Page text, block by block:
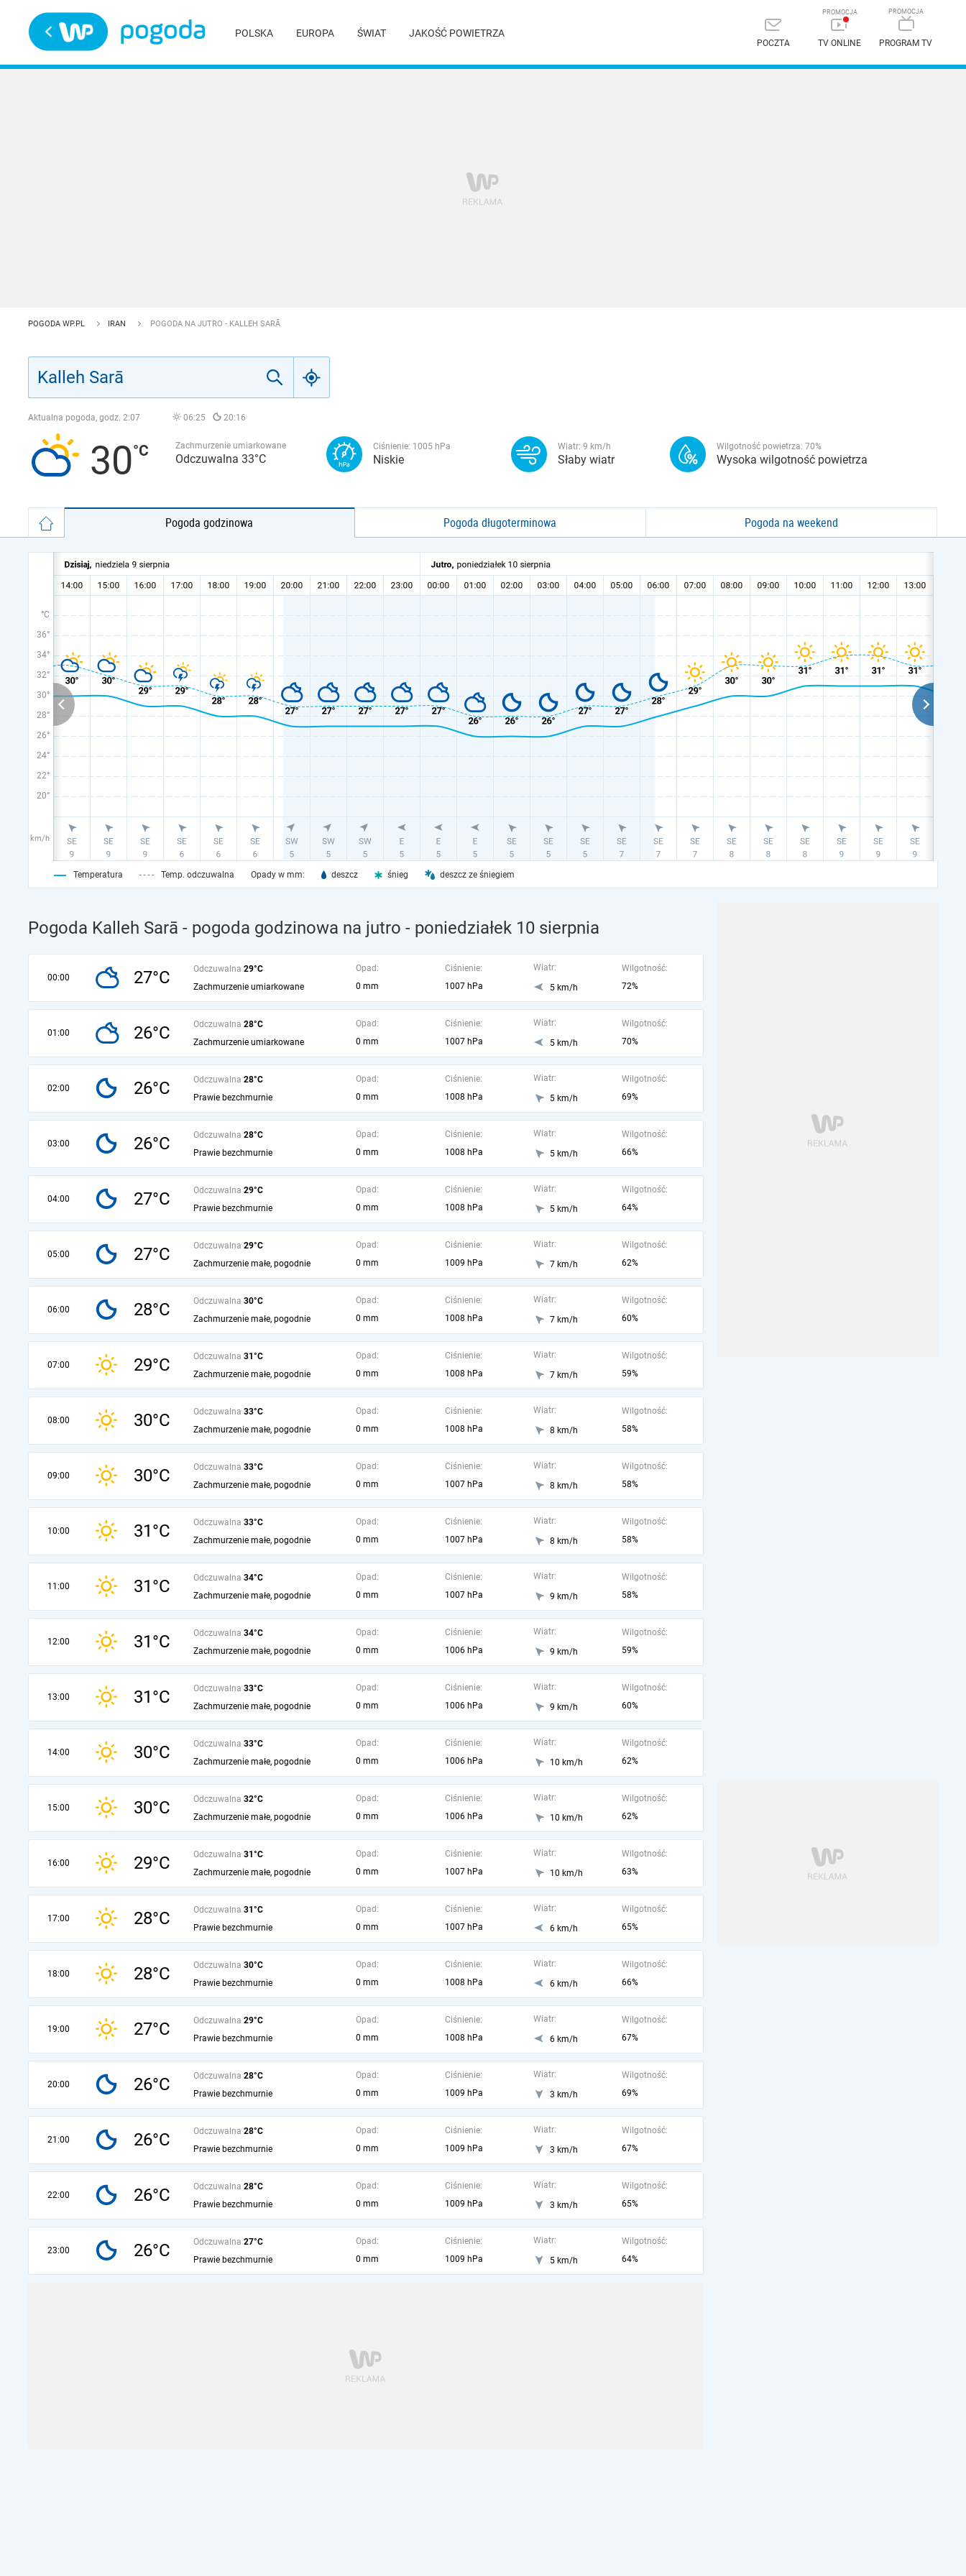
POLSKA EUROPA ŚWIAT JAKOŚĆ POWIETRZA
POCZTA TV ONLINE PROGRAM TV
POGODA WP.PL IRAN POGODA NA JUTRO - KALLEH SARĀ
Aktualna pogoda, godz. 2:07 06:25 20:16
30 Zachmurzenie umiarkowane
Odczuwalna 33°C
Ciśnienie: 1005 hPa
Niskie
Wiatr: 9 km/h
Słaby wiatr
Wilgotność powietrza: 70%
Wysoka wilgotność powietrza
Pogoda godzinowa Pogoda długoterminowa Pogoda na weekend
°C
36°
34°
32°
30°
28°
26°
24°
22°
20°
km/h
Temperatura Temp. odczuwalna Opady w mm: deszcz śnieg deszcz ze śniegiem
Pogoda Kalleh Sarā - pogoda godzinowa na jutro - poniedziałek 10 sierpnia
00:00 27°C Odczuwalna 29°C
Zachmurzenie umiarkowane
Opad:
0 mm
Ciśnienie:
1007 hPa
Wiatr:
5 km/h
Wilgotność:
72%
01:00 26°C Odczuwalna 28°C
Zachmurzenie umiarkowane
Opad:
0 mm
Ciśnienie:
1007 hPa
Wiatr:
5 km/h
Wilgotność:
70%
02:00 26°C Odczuwalna 28°C
Prawie bezchmurnie
Opad:
0 mm
Ciśnienie:
1008 hPa
Wiatr:
5 km/h
Wilgotność:
69%
03:00 26°C Odczuwalna 28°C
Prawie bezchmurnie
Opad:
0 mm
Ciśnienie:
1008 hPa
Wiatr:
5 km/h
Wilgotność:
66%
04:00 27°C Odczuwalna 29°C
Prawie bezchmurnie
Opad:
0 mm
Ciśnienie:
1008 hPa
Wiatr:
5 km/h
Wilgotność:
64%
05:00 27°C Odczuwalna 29°C
Zachmurzenie małe, pogodnie
Opad:
0 mm
Ciśnienie:
1009 hPa
Wiatr:
7 km/h
Wilgotność:
62%
06:00 28°C Odczuwalna 30°C
Zachmurzenie małe, pogodnie
Opad:
0 mm
Ciśnienie:
1008 hPa
Wiatr:
7 km/h
Wilgotność:
60%
07:00 29°C Odczuwalna 31°C
Zachmurzenie małe, pogodnie
Opad:
0 mm
Ciśnienie:
1008 hPa
Wiatr:
7 km/h
Wilgotność:
59%
08:00 30°C Odczuwalna 33°C
Zachmurzenie małe, pogodnie
Opad:
0 mm
Ciśnienie:
1008 hPa
Wiatr:
8 km/h
Wilgotność:
58%
09:00 30°C Odczuwalna 33°C
Zachmurzenie małe, pogodnie
Opad:
0 mm
Ciśnienie:
1007 hPa
Wiatr:
8 km/h
Wilgotność:
58%
10:00 31°C Odczuwalna 33°C
Zachmurzenie małe, pogodnie
Opad:
0 mm
Ciśnienie:
1007 hPa
Wiatr:
8 km/h
Wilgotność:
58%
11:00 31°C Odczuwalna 34°C
Zachmurzenie małe, pogodnie
Opad:
0 mm
Ciśnienie:
1007 hPa
Wiatr:
9 km/h
Wilgotność:
58%
12:00 31°C Odczuwalna 34°C
Zachmurzenie małe, pogodnie
Opad:
0 mm
Ciśnienie:
1006 hPa
Wiatr:
9 km/h
Wilgotność:
59%
13:00 31°C Odczuwalna 33°C
Zachmurzenie małe, pogodnie
Opad:
0 mm
Ciśnienie:
1006 hPa
Wiatr:
9 km/h
Wilgotność:
60%
14:00 30°C Odczuwalna 33°C
Zachmurzenie małe, pogodnie
Opad:
0 mm
Ciśnienie:
1006 hPa
Wiatr:
10 km/h
Wilgotność:
62%
15:00 30°C Odczuwalna 32°C
Zachmurzenie małe, pogodnie
Opad:
0 mm
Ciśnienie:
1006 hPa
Wiatr:
10 km/h
Wilgotność:
62%
16:00 29°C Odczuwalna 31°C
Zachmurzenie małe, pogodnie
Opad:
0 mm
Ciśnienie:
1007 hPa
Wiatr:
10 km/h
Wilgotność:
63%
17:00 28°C Odczuwalna 31°C
Prawie bezchmurnie
Opad:
0 mm
Ciśnienie:
1007 hPa
Wiatr:
6 km/h
Wilgotność:
65%
18:00 28°C Odczuwalna 30°C
Prawie bezchmurnie
Opad:
0 mm
Ciśnienie:
1008 hPa
Wiatr:
6 km/h
Wilgotność:
66%
19:00 27°C Odczuwalna 29°C
Prawie bezchmurnie
Opad:
0 mm
Ciśnienie:
1008 hPa
Wiatr:
6 km/h
Wilgotność:
67%
20:00 26°C Odczuwalna 28°C
Prawie bezchmurnie
Opad:
0 mm
Ciśnienie:
1009 hPa
Wiatr:
3 km/h
Wilgotność:
69%
21:00 26°C Odczuwalna 28°C
Prawie bezchmurnie
Opad:
0 mm
Ciśnienie:
1009 hPa
Wiatr:
3 km/h
Wilgotność:
67%
22:00 26°C Odczuwalna 28°C
Prawie bezchmurnie
Opad:
0 mm
Ciśnienie:
1009 hPa
Wiatr:
3 km/h
Wilgotność:
65%
23:00 26°C Odczuwalna 27°C
Prawie bezchmurnie
Opad:
0 mm
Ciśnienie:
1009 hPa
Wiatr:
5 km/h
Wilgotność:
64%